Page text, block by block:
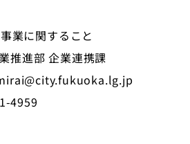
業に関すること
推進部 企業連携課
4959